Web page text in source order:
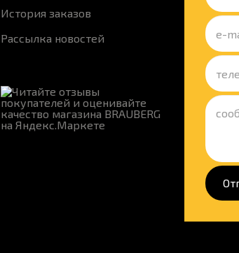
История заказов
Рассылка новостей